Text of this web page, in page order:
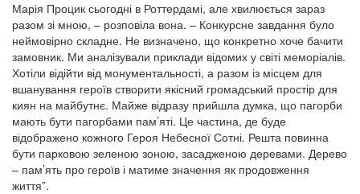
Марія Процик сьогодні в Роттердамі, але хвилюється зараз
разом зі мною, – розповіла вона. – Конкурсне завдання було
неймовірно складне. Не визначено, що конкретно хоче бачити
замовник. Ми аналізували приклади відомих у світі меморіалів.
Хотіли відійти від монументальності, а разом із місцем для
вшанування героїв створити якісний громадський простір для
киян на майбутнє. Майже відразу прийшла думка, що пагорби
мають бути пагорбами пам’яті. Це частина, де буде
відображено кожного Героя Небесної Сотні. Решта повинна
бути парковою зеленою зоною, засадженою деревами. Дерево
– пам’ять про героїв і матиме значення як продовження
життя”.